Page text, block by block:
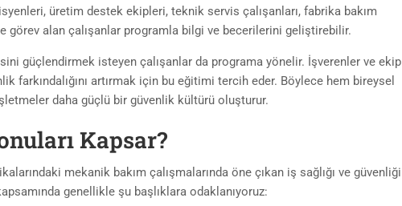
üretim destek ekipleri, teknik servis çalışanları, fabrika bakım
görev alan çalışanlar programla bilgi ve becerilerini geliştirebilir.
güçlendirmek isteyen çalışanlar da programa yönelir. İşverenler ve ekip
farkındalığını artırmak için bu eğitimi tercih eder. Böylece hem bireysel
daha güçlü bir güvenlik kültürü oluşturur.
Kapsar?
mekanik bakım çalışmalarında öne çıkan iş sağlığı ve güvenliği
genellikle şu başlıklara odaklanıyoruz: